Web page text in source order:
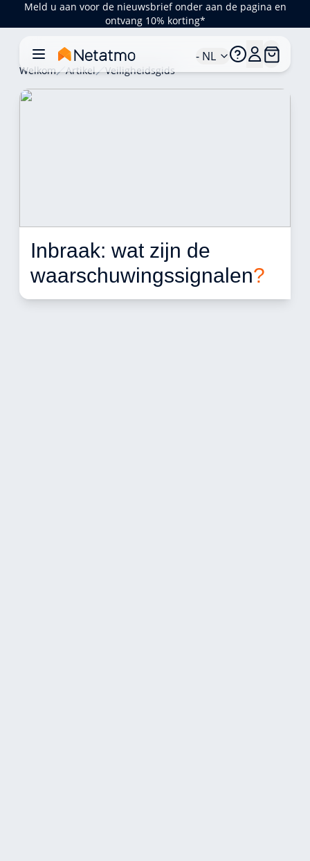
Meld u aan voor de nieuwsbrief onder aan de pagina en
ontvang 10% korting*
- NL
Welkom Artikel Veiligheidsgids
Inbraak: wat zijn de
waarschuwingssignalen?